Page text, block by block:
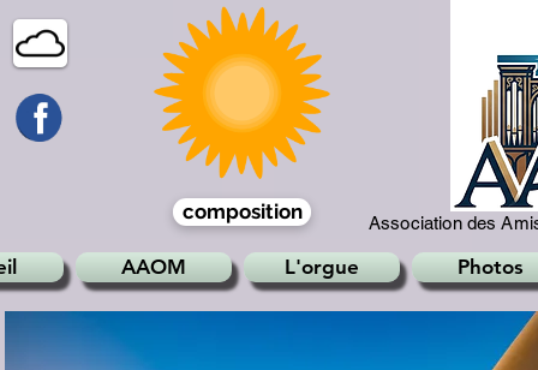
composition Association des
AAOM L'orgue Photos